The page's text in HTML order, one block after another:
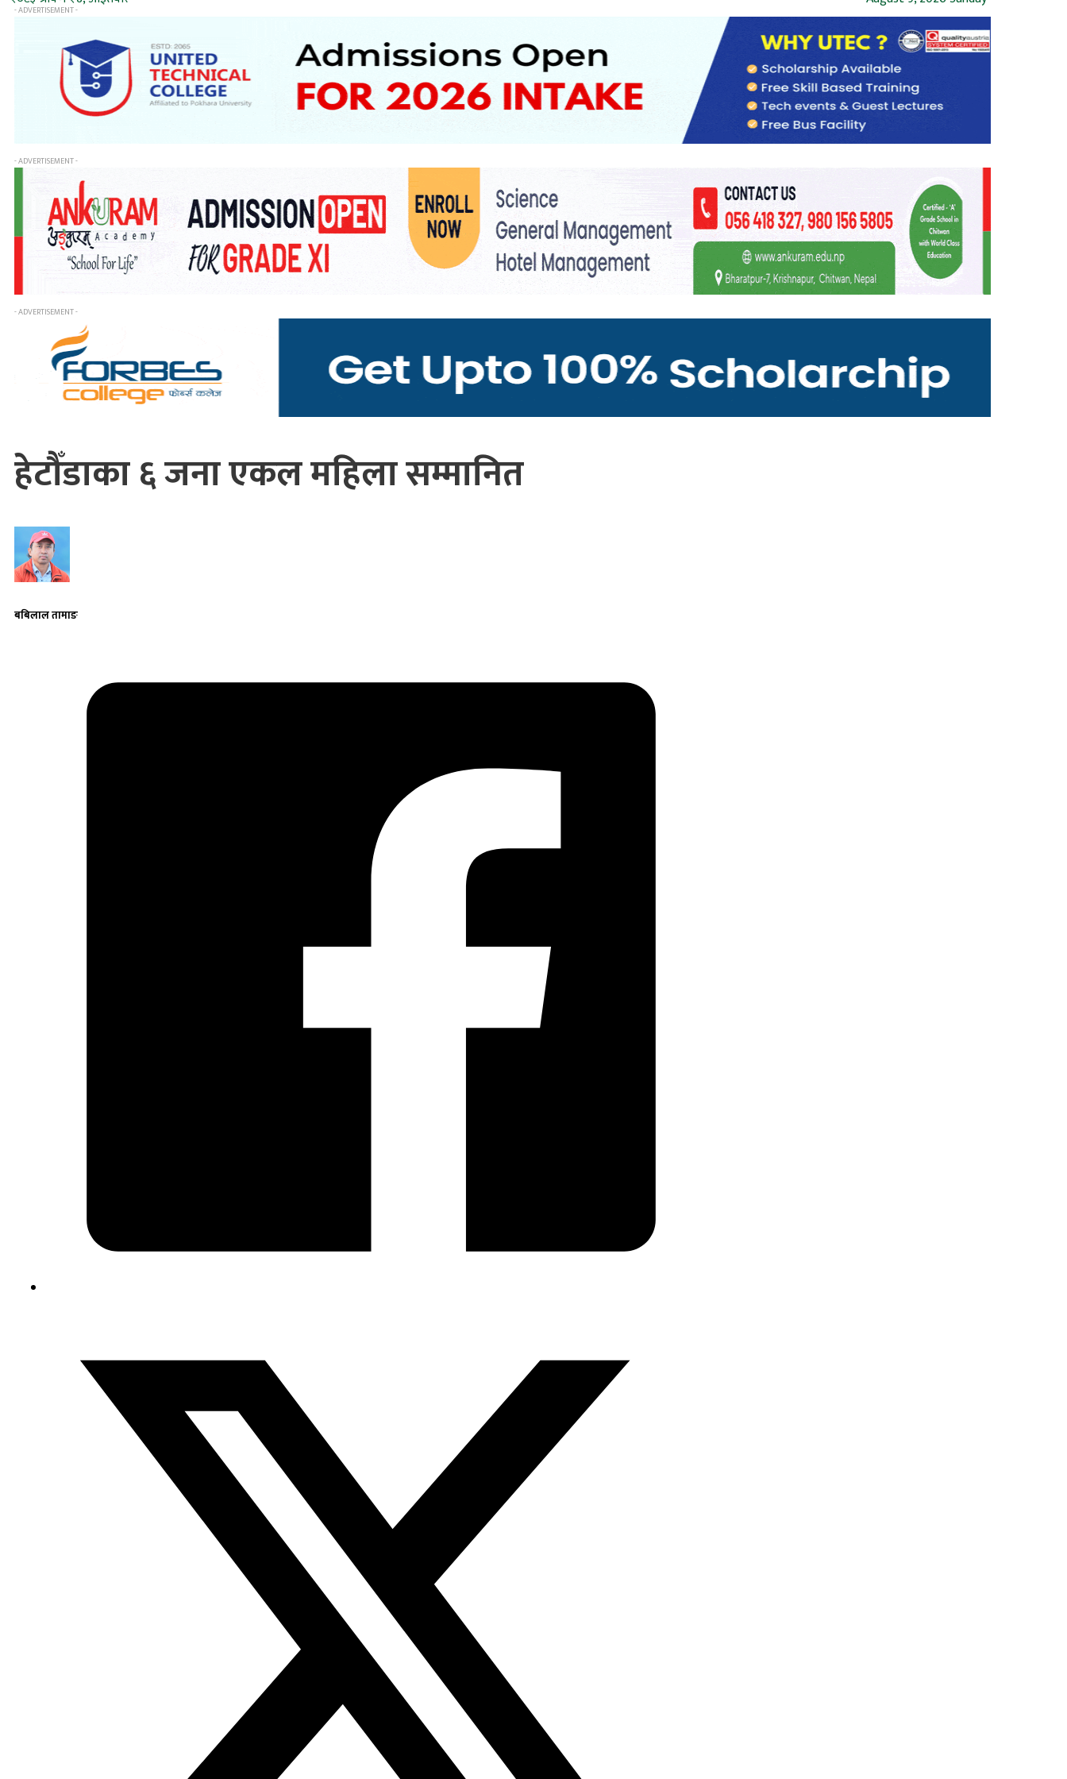
- ADVERTISEMENT -
- ADVERTISEMENT -
- ADVERTISEMENT -
हेटौँडाका ६ जना एकल महिला सम्मानित
बबिलाल तामाङ